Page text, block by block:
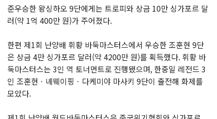
준우승한 왕싱하오 9단에게는 트로피와 상금 10만 싱가포르 달
러(약 1억 400만 원)가 주어졌다.
한편 제1회 난양배 휘황 바둑마스터스에서 우승한 조훈현 9단
은 상금 4만 싱가포르 달러(약 4200만 원)를 획득했다. 휘황 바
둑마스터스는 3인 역 토너먼트로 진행됐으며, 한중일 레전드 3
인 조훈현ㆍ녜웨이핑ㆍ다케미야 마사키 9단이 출전해 화제를
모았다.